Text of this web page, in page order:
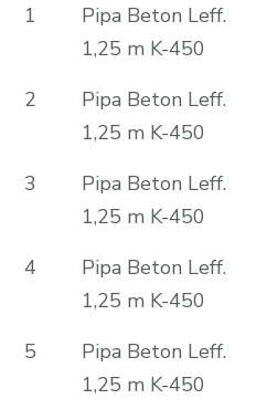
1
Pipa Beton Leff.
1,25 m K-450
2
Pipa Beton Leff.
1,25 m K-450
3
Pipa Beton Leff.
1,25 m K-450
4
Pipa Beton Leff.
1,25 m K-450
5
Pipa Beton Leff.
1,25 m K-450